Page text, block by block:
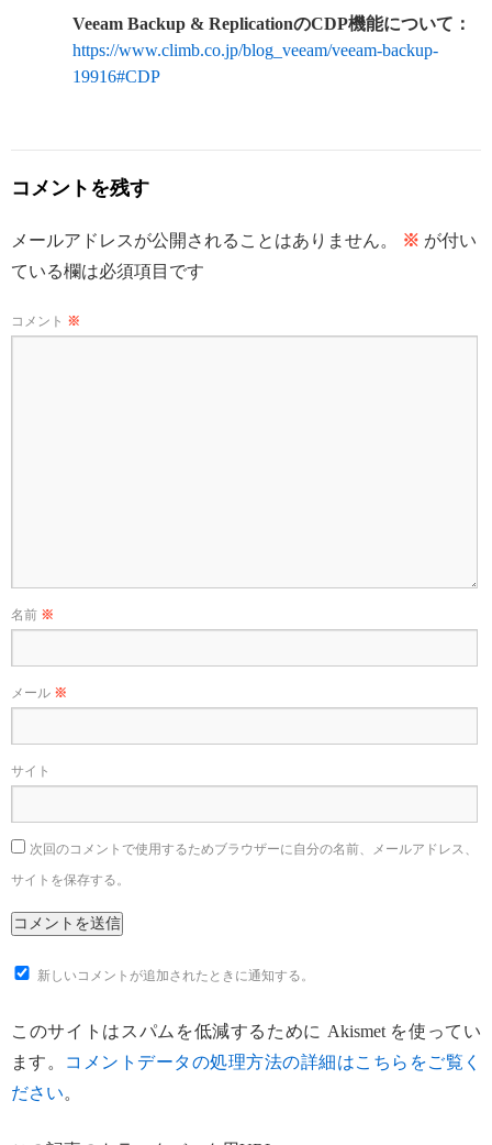
Veeam Backup & ReplicationのCDP機能について：
https://www.climb.co.jp/blog_veeam/veeam-backup-
19916#CDP
コメントを残す
メールアドレスが公開されることはありません。 ※ が付い
ている欄は必須項目です
コメント ※
名前 ※
メール ※
サイト
次回のコメントで使用するためブラウザーに自分の名前、メールアドレス、
サイトを保存する。
新しいコメントが追加されたときに通知する。
このサイトはスパムを低減するために Akismet を使ってい
ます。 コメントデータの処理方法の詳細はこちらをご覧く
ださい。